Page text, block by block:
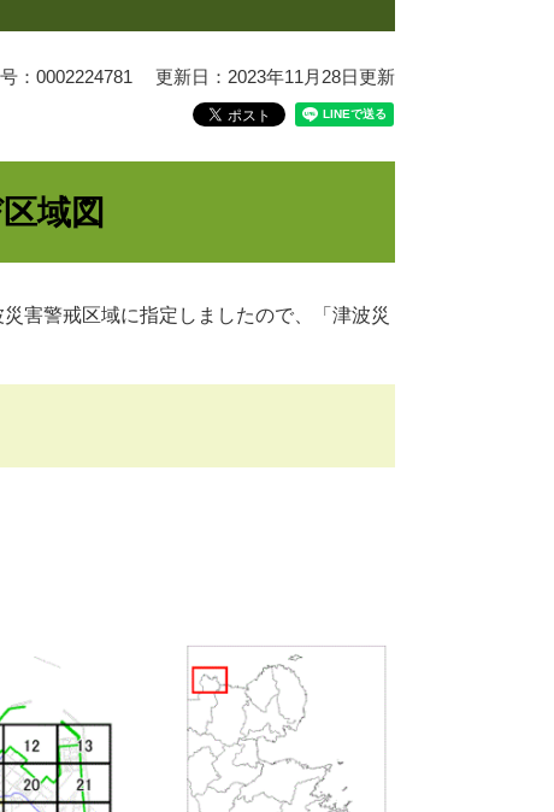
：0002224781 更新日：2023年11月28日更新
域図
害警戒区域に指定しましたので、「津波災